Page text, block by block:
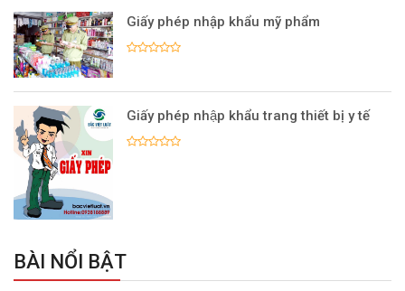
Giấy phép nhập khẩu mỹ phẩm
Giấy phép nhập khẩu trang thiết bị y tế
BÀI NỔI BẬT